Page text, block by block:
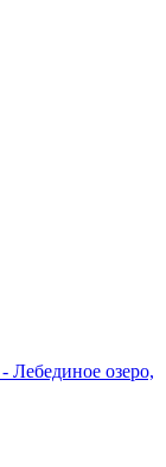
Лебединое озеро,